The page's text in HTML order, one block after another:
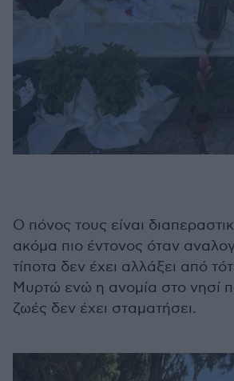
Ο πόνος τους είναι
ακόμα πιο έντονος όταν
τίποτα δεν έχει αλλάξει από
Μυρτώ ενώ η ανομία στο νησί
ζωές δεν έχει σταματήσει.